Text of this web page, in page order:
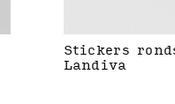
Stickers
Landiva